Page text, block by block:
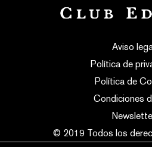
Aviso
Política de
Política de
Condiciones
© 2019 Todos los